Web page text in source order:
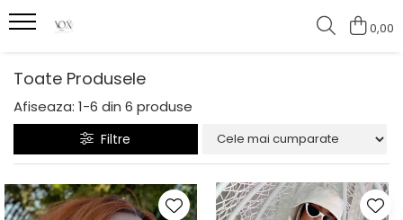
0,00
Toate Produsele
Afiseaza: 1-6 din 6 produse
Filtre